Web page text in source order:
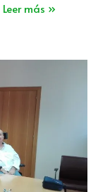
Leer más »